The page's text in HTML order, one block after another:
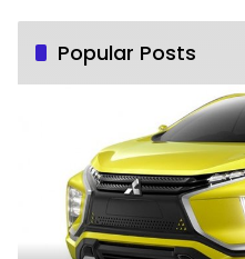
Popular Posts